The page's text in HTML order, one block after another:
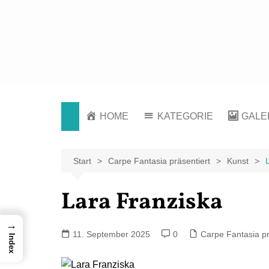
HOME KATEGORIE
Start Carpe Fantasia präsentiert Kunst
Lara Franziska
11. September 2025 0 Carpe Fantasia
→
Index